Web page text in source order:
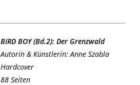
BIRD BOY (Bd.2): Der Grenzwald
Autorin & Künstlerin: Anne Szabla
Hardcover
88 Seiten